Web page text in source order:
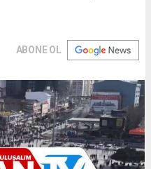
ABONE OL